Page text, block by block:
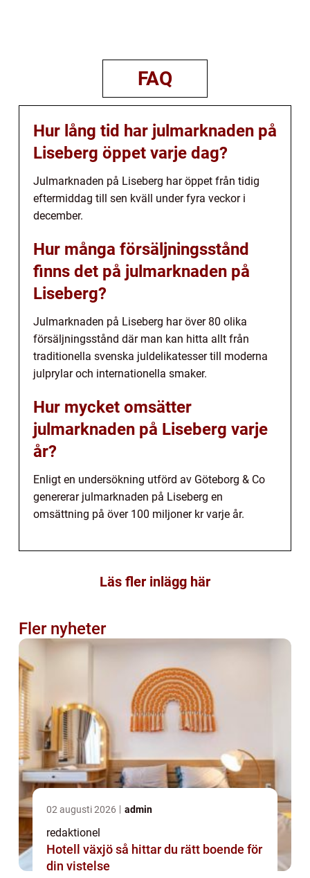
FAQ
Hur lång tid har julmarknaden på
Liseberg öppet varje dag?
Julmarknaden på Liseberg har öppet från tidig
eftermiddag till sen kväll under fyra veckor i
december.
Hur många försäljningsstånd
finns det på julmarknaden på
Liseberg?
Julmarknaden på Liseberg har över 80 olika
försäljningsstånd där man kan hitta allt från
traditionella svenska juldelikatesser till moderna
julprylar och internationella smaker.
Hur mycket omsätter
julmarknaden på Liseberg varje
år?
Enligt en undersökning utförd av Göteborg & Co
genererar julmarknaden på Liseberg en
omsättning på över 100 miljoner kr varje år.
Läs fler inlägg här
Fler nyheter
02 augusti 2026 admin
redaktionel
Hotell växjö så hittar du rätt boende för
din vistelse